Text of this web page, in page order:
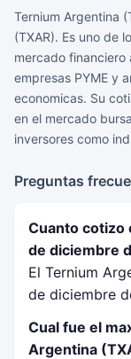
Ternium Argentina
(TXAR). Es uno de
mercado financiero
empresas PYME y
economicas. Su
en el mercado
inversores como
Preguntas
Cuanto cotizo
de diciembre
El Ternium
de diciembre
Cual fue el
Argentina